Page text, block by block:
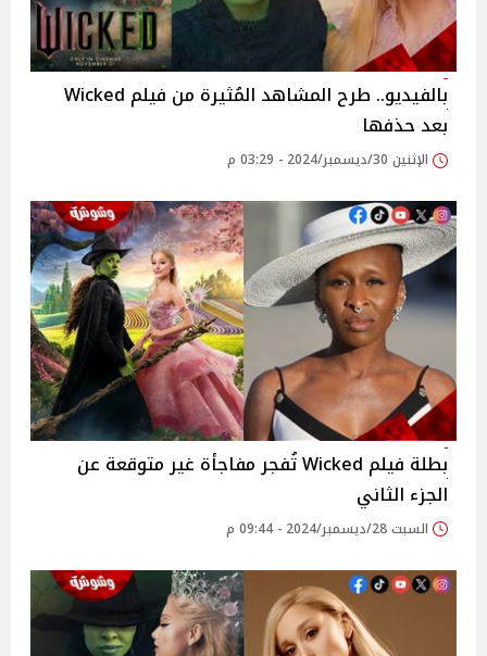
بالفيديو.. طرح المشاهد المُثيرة من فيلم Wicked
بعد حذفها
الإثنين 30/ديسمبر/2024 - 03:29 م
بطلة فيلم Wicked تُفجر مفاجأة غير متوقعة عن
الجزء الثاني
السبت 28/ديسمبر/2024 - 09:44 م